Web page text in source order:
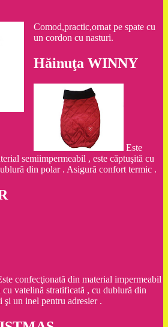
Comod,practic,ornat pe spate cu
un cordon cu nasturi.
Hăinuţa WINNY
Este
semiimpermeabil , este căptuşită cu
din polar . Asigură confort termic .
confecţionată din material impermeabil
cu vatelină stratificată , cu dublură din
un inel pentru adresier .